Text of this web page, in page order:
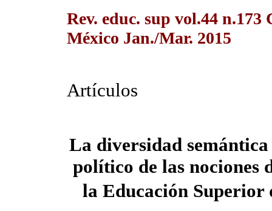
Rev. educ. sup vol.44 n.173
México Jan./Mar. 2015
Artículos
La diversidad
político de las nociones
la Educación Superior